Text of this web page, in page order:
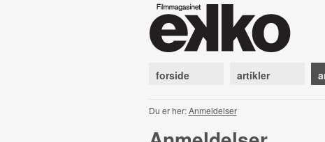
forside artikler
Du er her:Anmeldelser